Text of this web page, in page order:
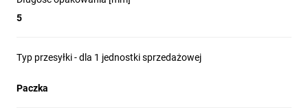
5
Typ przesyłki - dla 1 jednostki sprzedażowej
Paczka